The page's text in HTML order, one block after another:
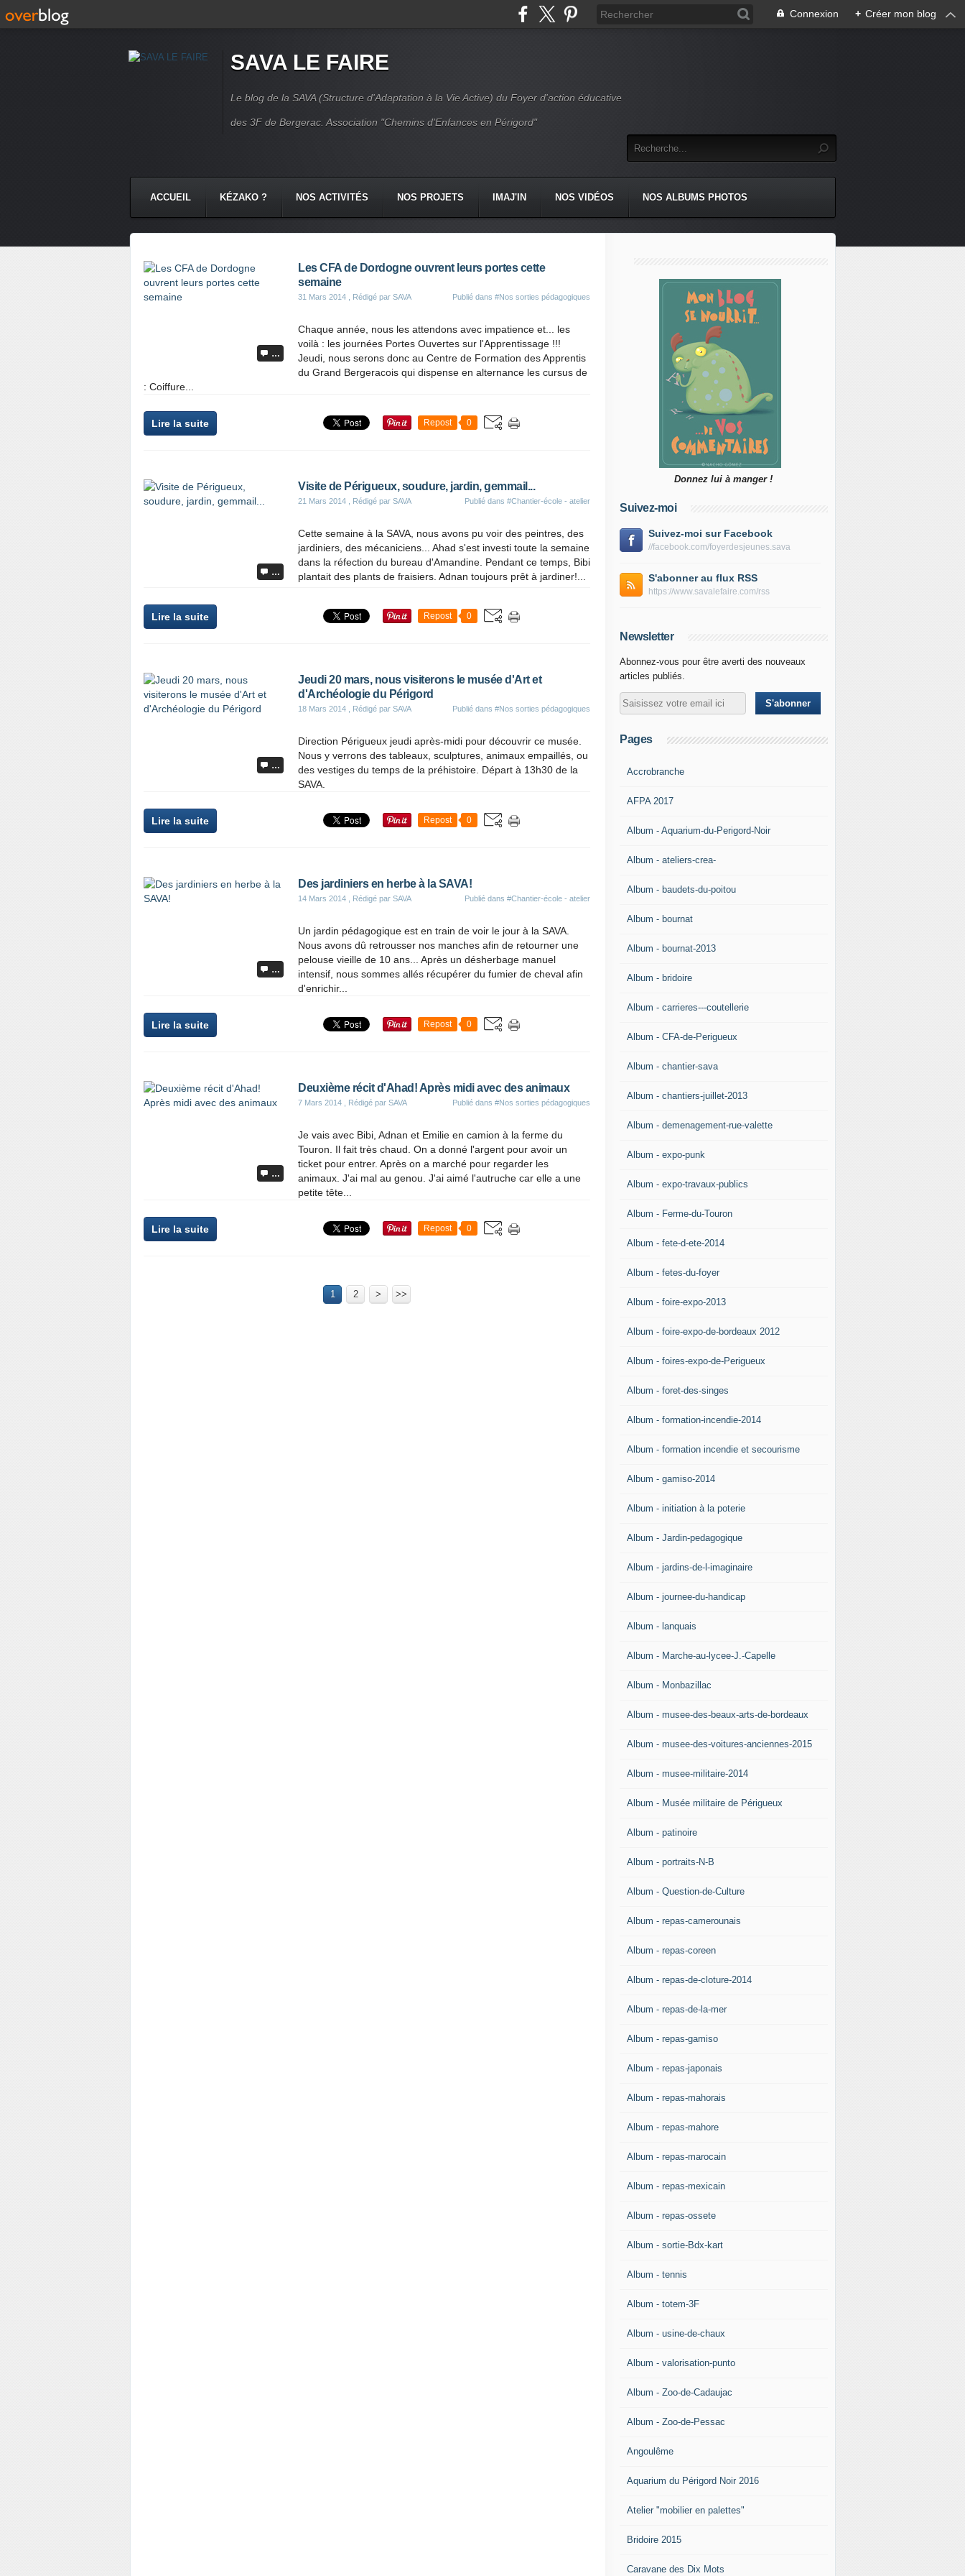
Connexion + Créer mon blog
SAVA LE FAIRE
Le blog de la SAVA (Structure d'Adaptation à la Vie Active) du Foyer d'action éducative
des 3F de Bergerac. Association "Chemins d'Enfances en Périgord"
ACCUEIL KÉZAKO ? NOS ACTIVITÉS NOS PROJETS IMAJ'IN NOS VIDÉOS NOS ALBUMS PHOTOS
…
Les CFA de Dordogne ouvrent leurs portes cette
semaine
31 Mars 2014 , Rédigé par SAVA Publié dans #Nos sorties pédagogiques
Chaque année, nous les attendons avec impatience et... les
voilà : les journées Portes Ouvertes sur l'Apprentissage !!!
Jeudi, nous serons donc au Centre de Formation des Apprentis
du Grand Bergeracois qui dispense en alternance les cursus de
: Coiffure...
Lire la suite Repost 0
…
Visite de Périgueux, soudure, jardin, gemmail...
21 Mars 2014 , Rédigé par SAVA Publié dans #Chantier-école - atelier
Cette semaine à la SAVA, nous avons pu voir des peintres, des
jardiniers, des mécaniciens... Ahad s'est investi toute la semaine
dans la réfection du bureau d'Amandine. Pendant ce temps, Bibi
plantait des plants de fraisiers. Adnan toujours prêt à jardiner!...
Lire la suite Repost 0
…
Jeudi 20 mars, nous visiterons le musée d'Art et
d'Archéologie du Périgord
18 Mars 2014 , Rédigé par SAVA Publié dans #Nos sorties pédagogiques
Direction Périgueux jeudi après-midi pour découvrir ce musée.
Nous y verrons des tableaux, sculptures, animaux empaillés, ou
des vestiges du temps de la préhistoire. Départ à 13h30 de la
SAVA.
Lire la suite Repost 0
…
Des jardiniers en herbe à la SAVA!
14 Mars 2014 , Rédigé par SAVA Publié dans #Chantier-école - atelier
Un jardin pédagogique est en train de voir le jour à la SAVA.
Nous avons dû retrousser nos manches afin de retourner une
pelouse vieille de 10 ans... Après un désherbage manuel
intensif, nous sommes allés récupérer du fumier de cheval afin
d'enrichir...
Lire la suite Repost 0
…
Deuxième récit d'Ahad! Après midi avec des animaux
7 Mars 2014 , Rédigé par SAVA Publié dans #Nos sorties pédagogiques
Je vais avec Bibi, Adnan et Emilie en camion à la ferme du
Touron. Il fait très chaud. On a donné l'argent pour avoir un
ticket pour entrer. Après on a marché pour regarder les
animaux. J'ai mal au genou. J'ai aimé l'autruche car elle a une
petite tête...
Lire la suite Repost 0
1 2 > >>
Donnez lui à manger !
Suivez-moi
Suivez-moi sur Facebook
//facebook.com/foyerdesjeunes.sava
S'abonner au flux RSS
https://www.savalefaire.com/rss
Newsletter
Abonnez-vous pour être averti des nouveaux
articles publiés.
Pages
Accrobranche
AFPA 2017
Album - Aquarium-du-Perigord-Noir
Album - ateliers-crea-
Album - baudets-du-poitou
Album - bournat
Album - bournat-2013
Album - bridoire
Album - carrieres---coutellerie
Album - CFA-de-Perigueux
Album - chantier-sava
Album - chantiers-juillet-2013
Album - demenagement-rue-valette
Album - expo-punk
Album - expo-travaux-publics
Album - Ferme-du-Touron
Album - fete-d-ete-2014
Album - fetes-du-foyer
Album - foire-expo-2013
Album - foire-expo-de-bordeaux 2012
Album - foires-expo-de-Perigueux
Album - foret-des-singes
Album - formation-incendie-2014
Album - formation incendie et secourisme
Album - gamiso-2014
Album - initiation à la poterie
Album - Jardin-pedagogique
Album - jardins-de-l-imaginaire
Album - journee-du-handicap
Album - lanquais
Album - Marche-au-lycee-J.-Capelle
Album - Monbazillac
Album - musee-des-beaux-arts-de-bordeaux
Album - musee-des-voitures-anciennes-2015
Album - musee-militaire-2014
Album - Musée militaire de Périgueux
Album - patinoire
Album - portraits-N-B
Album - Question-de-Culture
Album - repas-camerounais
Album - repas-coreen
Album - repas-de-cloture-2014
Album - repas-de-la-mer
Album - repas-gamiso
Album - repas-japonais
Album - repas-mahorais
Album - repas-mahore
Album - repas-marocain
Album - repas-mexicain
Album - repas-ossete
Album - sortie-Bdx-kart
Album - tennis
Album - totem-3F
Album - usine-de-chaux
Album - valorisation-punto
Album - Zoo-de-Cadaujac
Album - Zoo-de-Pessac
Angoulême
Aquarium du Périgord Noir 2016
Atelier "mobilier en palettes"
Bridoire 2015
Caravane des Dix Mots